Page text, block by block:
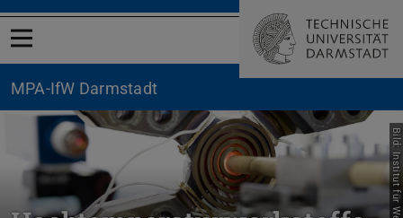
Menü öffnen
MPA-IfW Darmstadt